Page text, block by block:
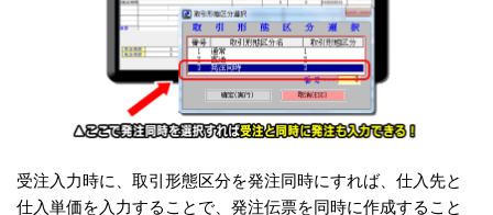
受注入力時に、取引形態区分を発注同時にすれば、仕入先と
仕入単価を入力することで、発注伝票を同時に作成すること